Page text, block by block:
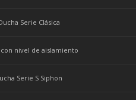
Serie Clásica
nivel de aislamiento
Serie S Siphon